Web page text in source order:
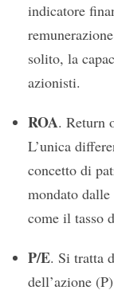
indicatore
solito, la
azionisti.
ROA. Return
L’unica
concetto di
mondato
come il tasso
P/E. Si tratta
dell’azione